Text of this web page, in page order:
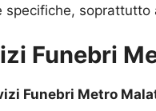
specifiche,
Funebri
Funebri Metro